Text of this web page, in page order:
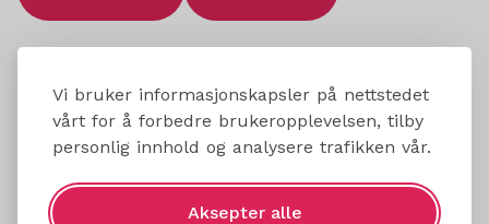
Vi bruker informasjonskapsler på nettstedet
vårt for å forbedre brukeropplevelsen, tilby
personlig innhold og analysere trafikken vår.
Aksepter alle